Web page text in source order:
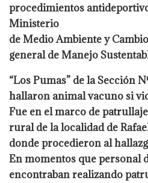
procedimientos
Ministerio
de Medio Ambiente y
general de Manejo
“Los Pumas” de la Sección
hallaron animal vacuno si
Fue en el marco de
rural de la localidad de
donde procedieron al
En momentos que personal
encontraban realizando